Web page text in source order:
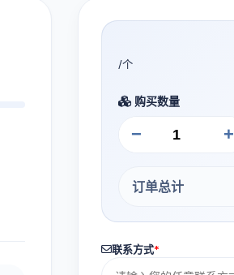
/个
购买数量
− +
订单总计
联系方式*